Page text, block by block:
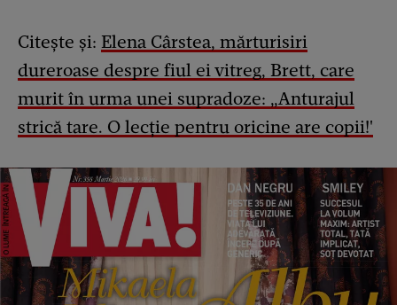
Citește și: Elena Cârstea, mărturisiri
dureroase despre fiul ei vitreg, Brett, care
murit în urma unei supradoze: „Anturajul
strică tare. O lecție pentru oricine are copii!'